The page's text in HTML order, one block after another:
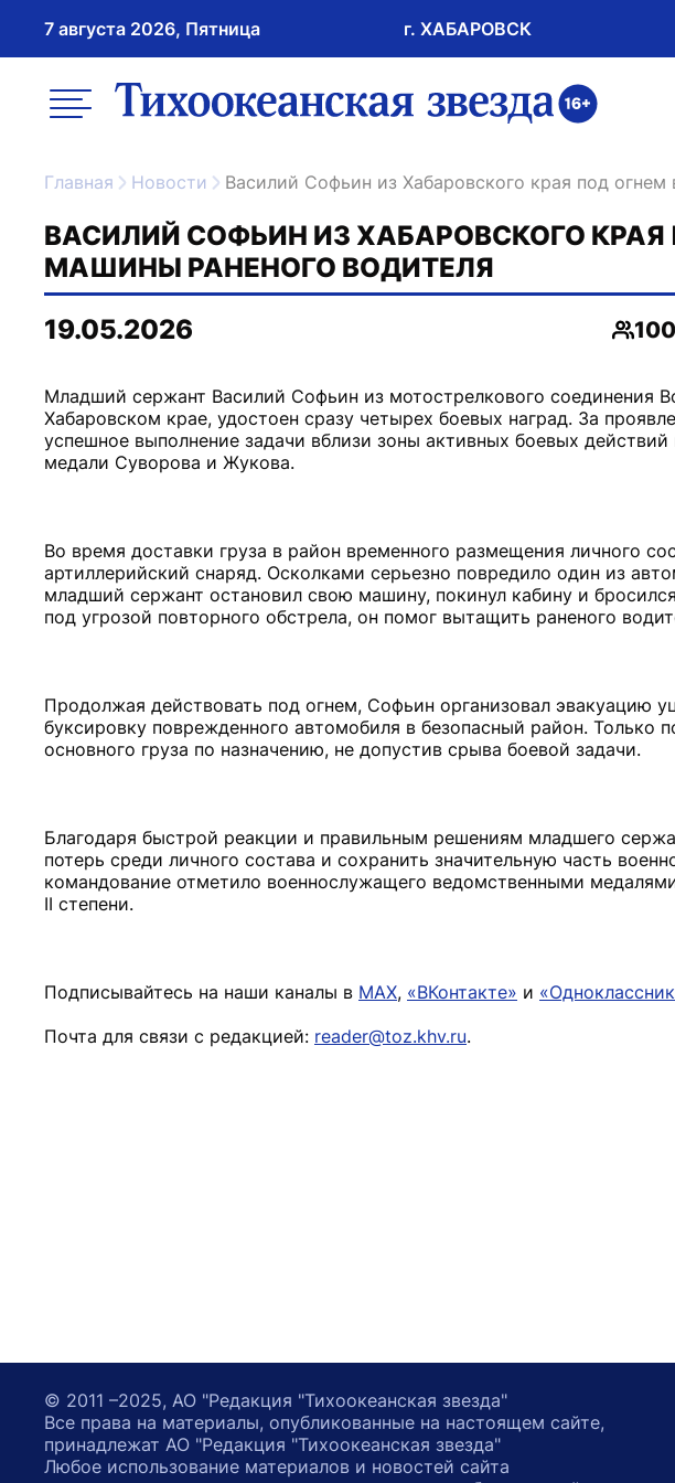
7 августа 2026, Пятница г. ХАБАРОВСК
меню ссылка на главную
Главная Новости Василий Софьин из Хабаровского края под
ВАСИЛИЙ СОФЬИН ИЗ ХАБАРОВСКОГО
МАШИНЫ РАНЕНОГО ВОДИТЕЛЯ
19.05.2026
Младший сержант Василий Софьин из мотострелкового соединения
Хабаровском крае, удостоен сразу четырех боевых наград. За
успешное выполнение задачи вблизи зоны активных боевых
медали Суворова и Жукова.
Во время доставки груза в район временного размещения личного
артиллерийский снаряд. Осколками серьезно повредило один из
младший сержант остановил свою машину, покинул кабину и
под угрозой повторного обстрела, он помог вытащить раненого
Продолжая действовать под огнем, Софьин организовал эвакуацию
буксировку поврежденного автомобиля в безопасный район. Только
основного груза по назначению, не допустив срыва боевой задачи.
Благодаря быстрой реакции и правильным решениям младшего
потерь среди личного состава и сохранить значительную часть
командование отметило военнослужащего ведомственными
II степени.
Подписывайтесь на наши каналы в MAX, «ВКонтакте» и
Почта для связи с редакцией: reader@toz.khv.ru.
© 2011 –2025, АО "Редакция "Тихоокеанская звезда"
Все права на материалы, опубликованные на настоящем сайте,
принадлежат АО "Редакция "Тихоокеанская звезда"
Любое использование материалов и новостей сайта